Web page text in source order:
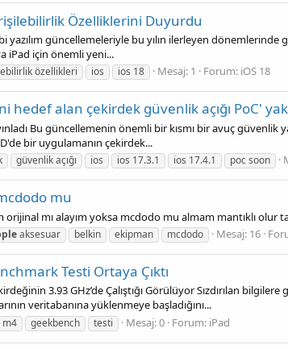
Özelliklerini Duyurdu
yazılım güncellemeleriyle bu yılın ilerleyen
iPad için önemli yeni...
özellikleri ios ios 18 Mesaj: 1 Forum: iOS 18
hedef alan çekirdek güvenlik açığı PoC'
Bu güncellemenin önemli bir kısmı bir avuç güvenlik
bir uygulamanın çekirdek...
güvenlik açığı ios ios 17.3.1 ios 17.4.1 poc soon
mu
orijinal mı alayım yoksa mcdodo mu almam mantıklı
aksesuar belkin ekipman mcdodo Mesaj: 16
Testi Ortaya Çıktı
3.93 GHz’de Çalıştığı Görülüyor Sızdırılan
veritabanına yüklenmeye başladığını...
m4 geekbench testi Mesaj: 0 Forum: iPad